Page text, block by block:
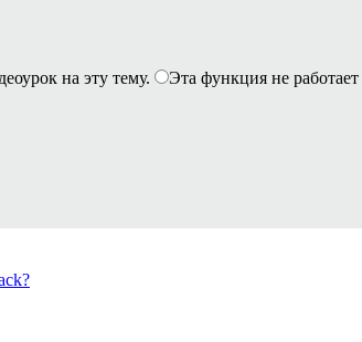
на эту тему. Эта функция не